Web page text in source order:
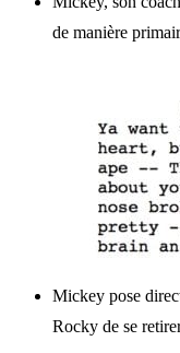
de manière
Mickey pose
Rocky de se